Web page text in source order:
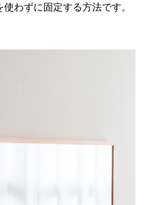
わずに固定する方法です。